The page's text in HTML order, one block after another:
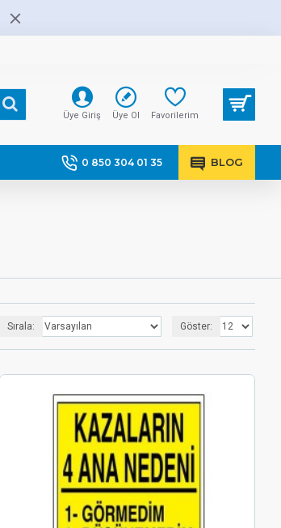
Üye Giriş Üye Ol Favorilerim
0 850 304 01 35 BLOG
Sırala: Göster: